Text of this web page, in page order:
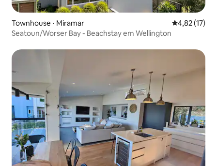
Townhouse ⋅ Miramar 4,82 de uma
4,82 (17)
Seatoun/Worser Bay - Beachstay em Wellington